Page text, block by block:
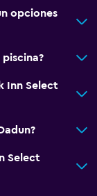
opciones
piscina?
Inn Select
Select